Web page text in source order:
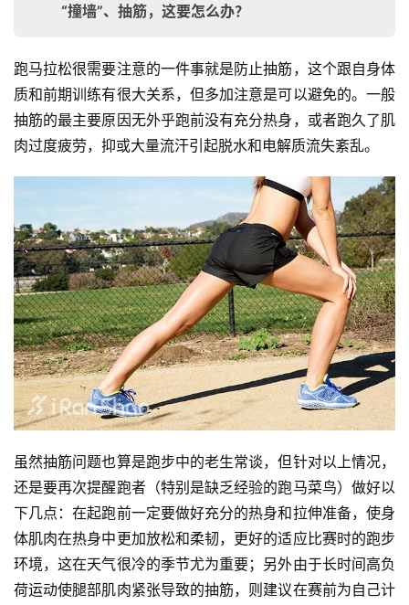
“撞墙”、抽筋，这要怎么办？
跑马拉松很需要注意的一件事就是防止抽筋，这个跟自身体
质和前期训练有很大关系，但多加注意是可以避免的。一般
抽筋的最主要原因无外乎跑前没有充分热身，或者跑久了肌
肉过度疲劳，抑或大量流汗引起脱水和电解质流失紊乱。
虽然抽筋问题也算是跑步中的老生常谈，但针对以上情况，
还是要再次提醒跑者（特别是缺乏经验的跑马菜鸟）做好以
下几点：在起跑前一定要做好充分的热身和拉伸准备，使身
体肌肉在热身中更加放松和柔韧，更好的适应比赛时的跑步
环境，这在天气很冷的季节尤为重要；另外由于长时间高负
荷运动使腿部肌肉紧张导致的抽筋，则建议在赛前为自己计